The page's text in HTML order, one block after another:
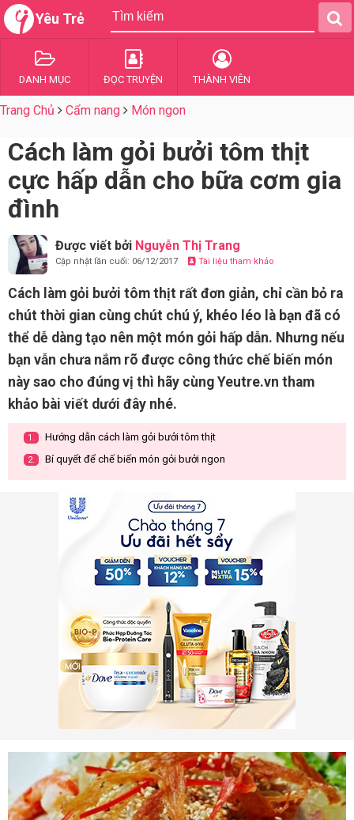
Yêu Trẻ
DANH MỤC ĐỌC TRUYỆN THÀNH VIÊN
Trang Chủ Cẩm nang Món ngon
Cách làm gỏi bưởi tôm thịt
cực hấp dẫn cho bữa cơm gia
đình
Được viết bởi Nguyễn Thị Trang
Cập nhật lần cuối: 06/12/2017 Tài liệu tham khảo
Cách làm gỏi bưởi tôm thịt rất đơn giản, chỉ cần bỏ ra
chút thời gian cùng chút chú ý, khéo léo là bạn đã có
thể dễ dàng tạo nên một món gỏi hấp dẫn. Nhưng nếu
bạn vẫn chưa nắm rõ được công thức chế biến món
này sao cho đúng vị thì hãy cùng Yeutre.vn tham
khảo bài viết dưới đây nhé.
1. Hướng dẫn cách làm gỏi bưởi tôm thịt
2. Bí quyết để chế biến món gỏi bưởi ngon